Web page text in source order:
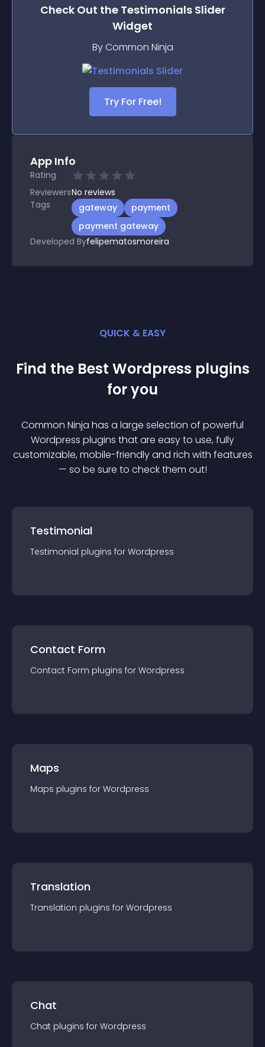
Check Out the Testimonials Slider
Widget
By Common Ninja
Try For Free!
App Info
Rating
ReviewersNo reviews
Tags
gateway
payment
payment gateway
Developed Byfelipematosmoreira
QUICK & EASY
Find the Best Wordpress plugins
for you
Common Ninja has a large selection of powerful
Wordpress plugins that are easy to use, fully
customizable, mobile-friendly and rich with features
— so be sure to check them out!
Testimonial
Testimonial plugins for Wordpress
Contact Form
Contact Form plugins for Wordpress
Maps
Maps plugins for Wordpress
Translation
Translation plugins for Wordpress
Chat
Chat plugins for Wordpress